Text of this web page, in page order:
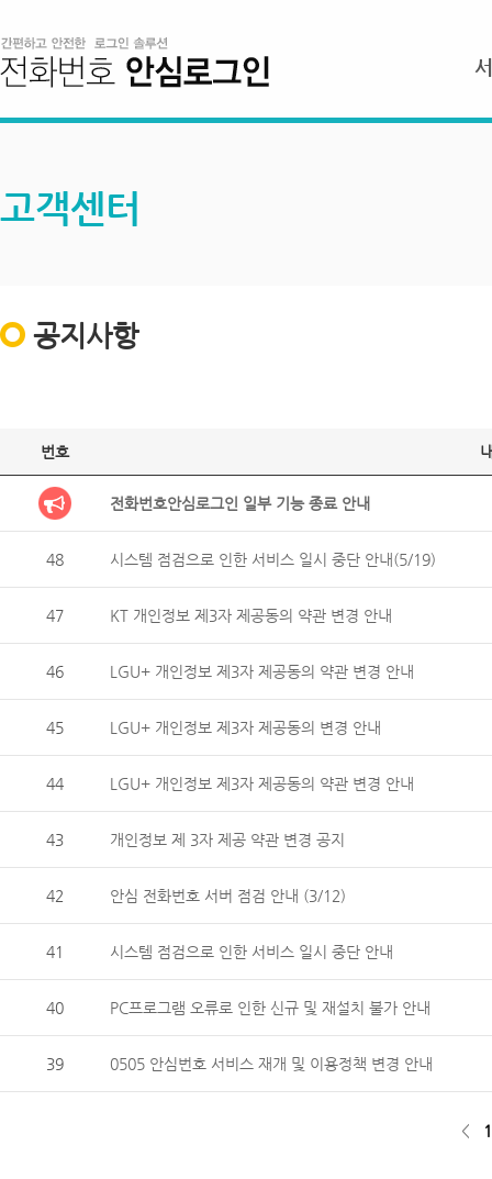
고객센터
공지사항
번호
전화번호안심로그인 일부 기능 종료 안내
48 시스템 점검으로 인한 서비스 일시 중단 안내(5/19)
47 KT 개인정보 제3자 제공동의 약관 변경 안내
46 LGU+ 개인정보 제3자 제공동의 약관 변경 안내
45 LGU+ 개인정보 제3자 제공동의 변경 안내
44 LGU+ 개인정보 제3자 제공동의 약관 변경 안내
43 개인정보 제 3자 제공 약관 변경 공지
42 안심 전화번호 서버 점검 안내 (3/12)
41 시스템 점검으로 인한 서비스 일시 중단 안내
40 PC프로그램 오류로 인한 신규 및 재설치 불가 안내
39 0505 안심번호 서비스 재개 및 이용정책 변경 안내
< 1